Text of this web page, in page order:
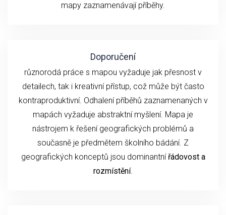
mapy zaznamenávají příběhy.
Doporučení
různorodá práce s mapou vyžaduje jak přesnost v
detailech, tak i kreativní přístup, což může být často
kontraproduktivní. Odhalení příběhů zaznamenaných v
mapách vyžaduje abstraktní myšlení. Mapa je
nástrojem k řešení geografických problémů a
současně je předmětem školního bádání. Z
geografických konceptů jsou dominantní řádovost a
rozmístění.